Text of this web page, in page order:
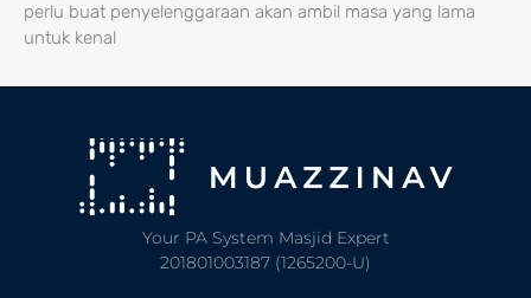
perlu buat penyelenggaraan akan ambil masa yang lama
untuk kenal
Your PA System Masjid Expert
201801003187 (1265200-U)